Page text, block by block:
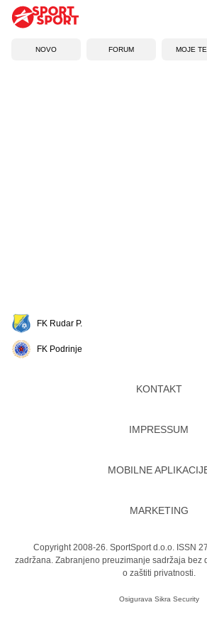
NOVO FORUM MOJE
FK Rudar P.
FK Podrinje
KONTAKT
IMPRESSUM
MOBILNE
MARKETING
Copyright 2008-26. SportSport d.o.o. ISSN
zadržana. Zabranjeno preuzimanje sadržaja bez
o zaštiti privatnosti.
Osigurava Sikra Security